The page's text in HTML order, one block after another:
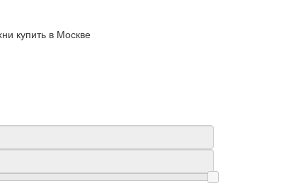
купить в Москве